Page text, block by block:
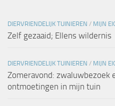
DIERVRIENDELIJK TUINIEREN / MIJN
Zelf gezaaid; Ellens wildernis
DIERVRIENDELIJK TUINIEREN / MIJN
Zomeravond: zwaluwbezoek
ontmoetingen in mijn tuin